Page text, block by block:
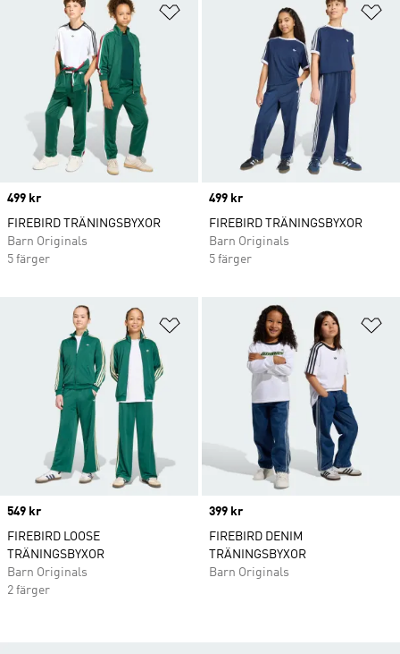
Lägg till på önskelistan
Price
499 kr
FIREBIRD TRÄNINGSBYXOR
Barn Originals
5 färger
Price
499 kr
FIREBIRD TRÄNINGSBYXOR
Barn Originals
5 färger
Lägg till på önskelistan
Price
549 kr
FIREBIRD LOOSE
TRÄNINGSBYXOR
Barn Originals
2 färger
Price
399 kr
FIREBIRD DENIM
TRÄNINGSBYXOR
Barn Originals